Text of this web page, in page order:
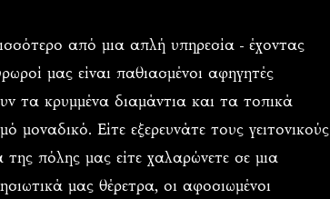
από μια απλή υπηρεσία - έχοντας
μας είναι παθιασμένοι αφηγητές
τα κρυμμένα διαμάντια και τα τοπικά
μοναδικό. Είτε εξερευνάτε τους γειτονικούς
πόλης μας είτε χαλαρώνετε σε μια
μας θέρετρα, οι αφοσιωμένοι